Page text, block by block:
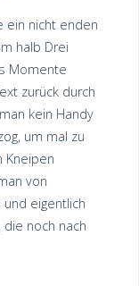
ein nicht enden
halb Drei
Momente
zurück durch
kein Handy
um mal zu
Kneipen
von
eigentlich
noch nach